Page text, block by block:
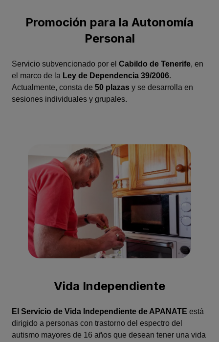
Promoción para la Autonomía
Personal
Servicio subvencionado por el Cabildo de Tenerife, en
el marco de la Ley de Dependencia 39/2006.
Actualmente, consta de 50 plazas y se desarrolla en
sesiones individuales y grupales.
Vida Independiente
El Servicio de Vida Independiente de APANATE está
dirigido a personas con trastorno del espectro del
autismo mayores de 16 años que desean tener una vida